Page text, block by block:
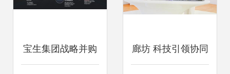
宝生集团战略并购 廊坊 科技引领协同